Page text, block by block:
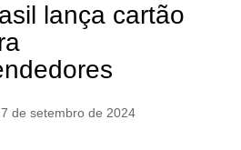
lança cartão
de setembro de 2024